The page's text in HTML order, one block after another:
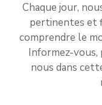
Chaque jour,
pertinentes et
comprendre le
Informez-vous,
nous dans